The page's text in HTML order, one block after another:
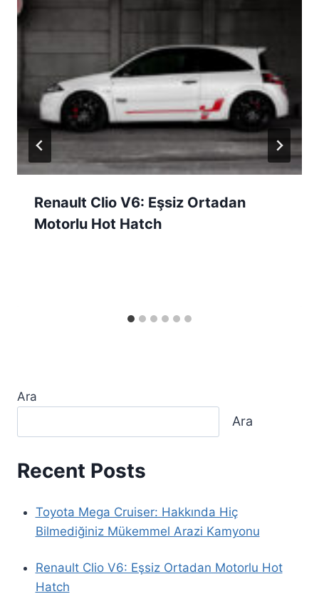
Renault Clio V6: Eşsiz Ortadan
Motorlu Hot Hatch
Ara
Ara
Recent Posts
Toyota Mega Cruiser: Hakkında Hiç
Bilmediğiniz Mükemmel Arazi Kamyonu
Renault Clio V6: Eşsiz Ortadan Motorlu Hot
Hatch